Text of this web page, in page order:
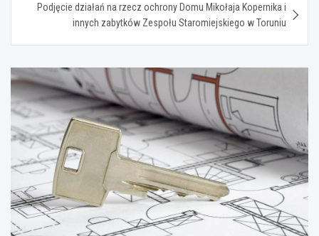
Podjęcie działań na rzecz ochrony Domu Mikołaja Kopernika i
innych zabytków Zespołu Staromiejskiego w Toruniu